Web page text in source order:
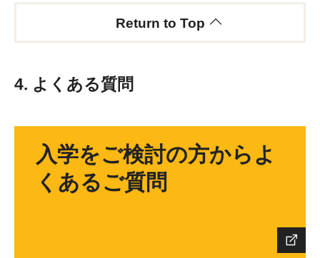
Return to Top
4. よくある質問
入学をご検討の方からよ
くあるご質問